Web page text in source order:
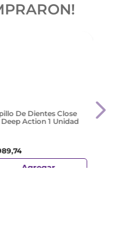
De Dientes Close
Deep Action 1 Unidad